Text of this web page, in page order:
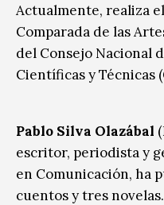
Actualmente, realiza
Comparada de las
del Consejo Nacional
Científicas y Técnicas
Pablo Silva Olazábal
escritor, periodista y
en Comunicación, ha
cuentos y tres